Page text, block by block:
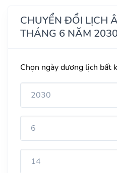
CHUYỂN ĐỔI LỊCH
THÁNG 6 NĂM 2030
Chọn ngày dương lịch bất